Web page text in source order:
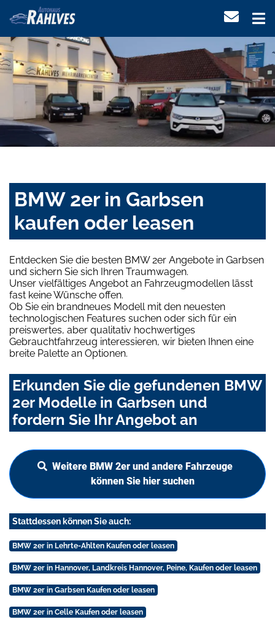
BMW 2er in Garbsen
kaufen oder leasen
Entdecken Sie die besten BMW 2er Angebote in Garbsen
und sichern Sie sich Ihren Traumwagen.
Unser vielfältiges Angebot an Fahrzeugmodellen lässt
fast keine Wünsche offen.
Ob Sie ein brandneues Modell mit den neuesten
technologischen Features suchen oder sich für ein
preiswertes, aber qualitativ hochwertiges
Gebrauchtfahrzeug interessieren, wir bieten Ihnen eine
breite Palette an Optionen.
Erkunden Sie die gefundenen BMW
2er Modelle in Garbsen und
fordern Sie Ihr Angebot an
Weitere BMW 2er und andere Fahrzeuge
können Sie hier suchen
Stattdessen können Sie auch:
BMW 2er in Lehrte-Ahlten Kaufen oder leasen
BMW 2er in Hannover, Landkreis Hannover, Peine, Kaufen oder leasen
BMW 2er in Garbsen Kaufen oder leasen
BMW 2er in Celle Kaufen oder leasen